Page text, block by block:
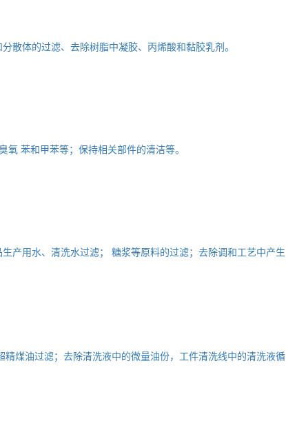
散体的过滤、去除树脂中凝胶、丙烯酸和黏胶乳剂。
苯和甲苯等；保持相关部件的清洁等。
产用水、清洗水过滤； 糖浆等原料的过滤；去除调和工艺中产生
煤油过滤；去除清洗液中的微量油份，工件清洗线中的清洗液循